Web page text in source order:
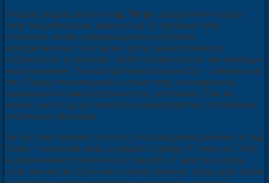
Людей, родившихся в год Тигра , разделяют на два
типа: общительные, замкнутые. К первому типу
относятся особи, нуждающиеся в публике,
аплодисментах. Они также испытывают резкую
потребность в похвале, любят похвастаться, им присуще
высокомерие. Полная противоположность – замкнутый
тип. Люди, относящиеся к этому типу, не наделены
чрезмерной самоуверенностью, эгоизмом. Тем не
менее, им по душе массовые мероприятия, состязания,
публичные зрелища.
На Востоке принято считать, что рождение ребенка в год
Тигра – хороший знак, сулящий к добру. К тому же, Тигр
в доме являет собой некую защиту от врагов, воров,
огня, несчастья. Если же в доме обитают сразу два Тигра,